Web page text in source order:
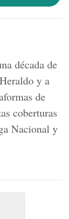
década de
y a
de
coberturas
Nacional y